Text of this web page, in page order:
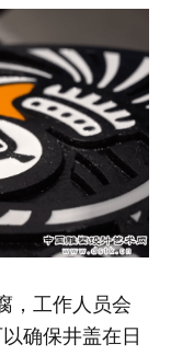
，工作人员会
确保井盖在日